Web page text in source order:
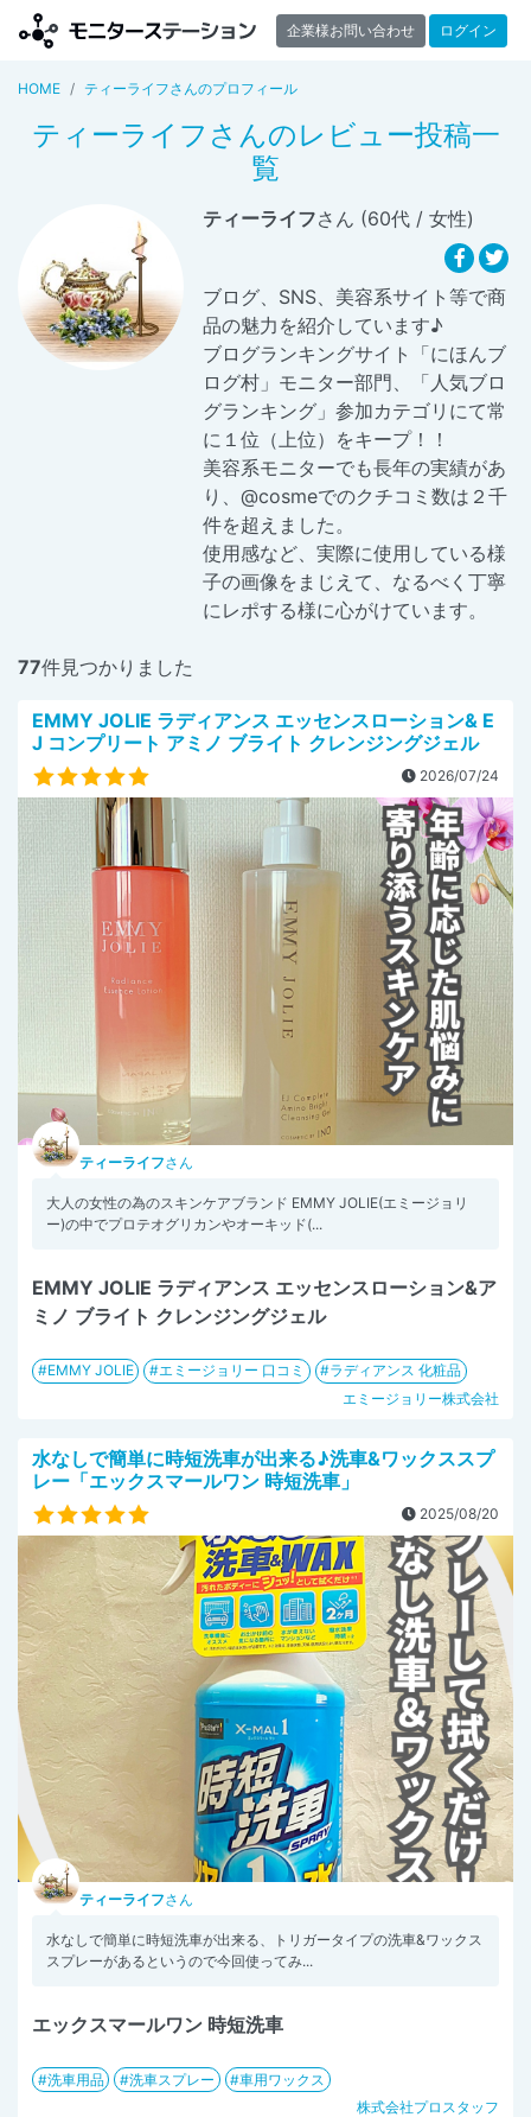
企業様お問い合わせ ログイン
HOME ティーライフさんのプロフィール
ティーライフさんのレビュー投稿一
覧
ティーライフさん (60代 / 女性)
ブログ、SNS、美容系サイト等で商
品の魅力を紹介しています♪
ブログランキングサイト「にほんブ
ログ村」モニター部門、「人気ブロ
グランキング」参加カテゴリにて常
に１位（上位）をキープ！！
美容系モニターでも長年の実績があ
り、@cosmeでのクチコミ数は２千
件を超えました。
使用感など、実際に使用している様
子の画像をまじえて、なるべく丁寧
にレポする様に心がけています。
77件見つかりました
EMMY JOLIE ラディアンス エッセンスローション& E
J コンプリート アミノ ブライト クレンジングジェル
2026/07/24
ティーライフさん
大人の女性の為のスキンケアブランド EMMY JOLIE(エミージョリ
ー)の中でプロテオグリカンやオーキッド(...
EMMY JOLIE ラディアンス エッセンスローション&ア
ミノ ブライト クレンジングジェル
EMMY JOLIE エミージョリー 口コミ
ラディアンス 化粧品
エミージョリー株式会社
水なしで簡単に時短洗車が出来る♪洗車&ワックススプ
レー「エックスマールワン 時短洗車」
2025/08/20
ティーライフさん
水なしで簡単に時短洗車が出来る、トリガータイプの洗車&ワックス
スプレーがあるというので今回使ってみ...
エックスマールワン 時短洗車
洗車用品 洗車スプレー
車用ワックス
株式会社プロスタッフ